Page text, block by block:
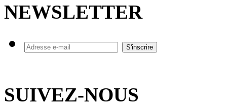
NEWSLETTER
SUIVEZ-NOUS